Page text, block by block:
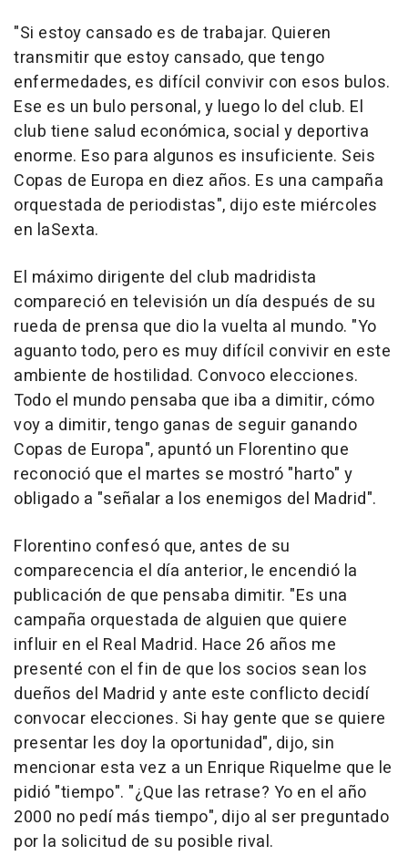
"Si estoy cansado es de trabajar. Quieren
transmitir que estoy cansado, que tengo
enfermedades, es difícil convivir con esos bulos.
Ese es un bulo personal, y luego lo del club. El
club tiene salud económica, social y deportiva
enorme. Eso para algunos es insuficiente. Seis
Copas de Europa en diez años. Es una campaña
orquestada de periodistas", dijo este miércoles
en laSexta.
El máximo dirigente del club madridista
compareció en televisión un día después de su
rueda de prensa que dio la vuelta al mundo. "Yo
aguanto todo, pero es muy difícil convivir en este
ambiente de hostilidad. Convoco elecciones.
Todo el mundo pensaba que iba a dimitir, cómo
voy a dimitir, tengo ganas de seguir ganando
Copas de Europa", apuntó un Florentino que
reconoció que el martes se mostró "harto" y
obligado a "señalar a los enemigos del Madrid".
Florentino confesó que, antes de su
comparecencia el día anterior, le encendió la
publicación de que pensaba dimitir. "Es una
campaña orquestada de alguien que quiere
influir en el Real Madrid. Hace 26 años me
presenté con el fin de que los socios sean los
dueños del Madrid y ante este conflicto decidí
convocar elecciones. Si hay gente que se quiere
presentar les doy la oportunidad", dijo, sin
mencionar esta vez a un Enrique Riquelme que le
pidió "tiempo". "¿Que las retrase? Yo en el año
2000 no pedí más tiempo", dijo al ser preguntado
por la solicitud de su posible rival.